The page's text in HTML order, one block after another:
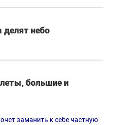
делят небо
большие и
заманить к себе частную